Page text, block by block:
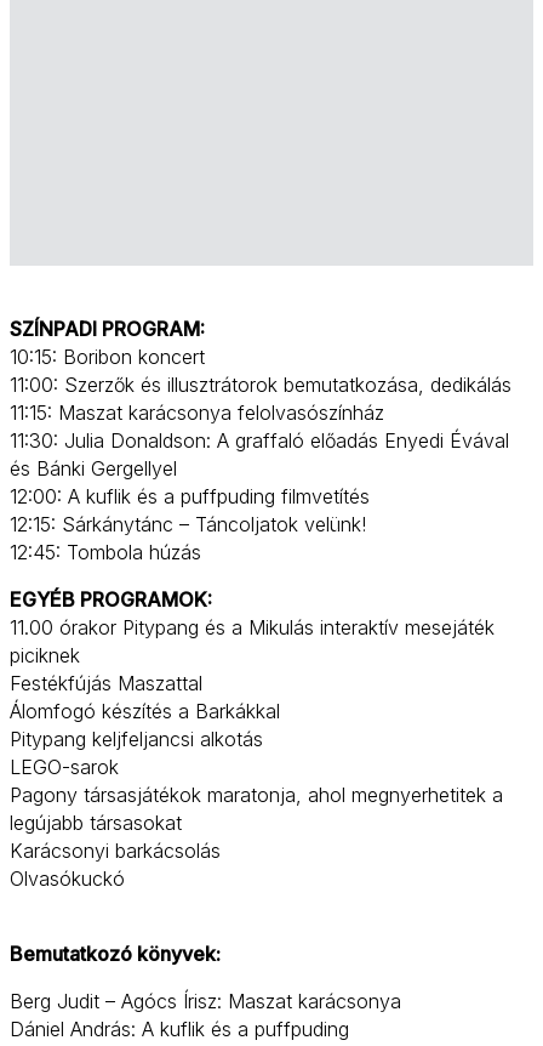
SZÍNPADI PROGRAM:
10:15: Boribon koncert
11:00: Szerzők és illusztrátorok bemutatkozása, dedikálás
11:15: Maszat karácsonya felolvasószínház
11:30: Julia Donaldson: A graffaló előadás Enyedi Évával
és Bánki Gergellyel
12:00: A kuflik és a puffpuding filmvetítés
12:15: Sárkánytánc – Táncoljatok velünk!
12:45: Tombola húzás
EGYÉB PROGRAMOK:
11.00 órakor Pitypang és a Mikulás interaktív mesejáték
piciknek
Festékfújás Maszattal
Álomfogó készítés a Barkákkal
Pitypang keljfeljancsi alkotás
LEGO-sarok
Pagony társasjátékok maratonja, ahol megnyerhetitek a
legújabb társasokat
Karácsonyi barkácsolás
Olvasókuckó
Bemutatkozó könyvek:
Berg Judit – Agócs Írisz: Maszat karácsonya
Dániel András: A kuflik és a puffpuding